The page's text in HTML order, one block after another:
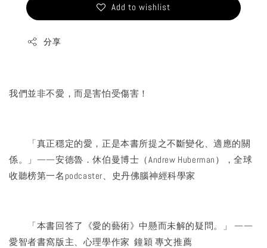
Add to wishlist
分享
我們並非不愛，而是害怕受傷害！
「真正穩定的愛，正是本書所提之不斷變化、適應的關
係。」——安德魯．休伯曼博士（Andrew Huberman），全球
收聽榜第一名podcaster、史丹佛腦神經科學家
「本書回答了《愛的藝術》中懸而未解的疑問。」 ——
愛智者書窩版主、心理學作家 鐘穎 專文推薦